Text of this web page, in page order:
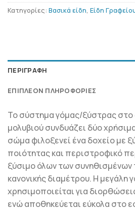
Κατηγορίες: Βασικά είδη, Είδη
ΠΕΡΙΓΡΑΦΉ
ΕΠΙΠΛΈΟΝ ΠΛΗΡΟΦΟΡΊΕΣ
Το σύστημα γόμας/ξύστρας στο
μολυβιού συνδυάζει δύο
σώμα φιλοξενεί ένα δοχείο με
ποιότητας και περιστροφικό
ξύσιμο όλων των συνηθισμένων
κανονικής διαμέτρου. Η μεγάλη
χρησιμοποιείται για
ενώ αποθηκεύεται εύκολα στο